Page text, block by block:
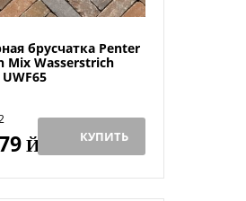
брусчатка Penter
Mix Wasserstrich
Й КУПИТЬ